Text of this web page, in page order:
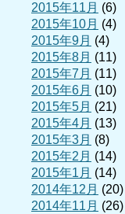
2015年11月 (6)
2015年10月 (4)
2015年9月 (4)
2015年8月 (11)
2015年7月 (11)
2015年6月 (10)
2015年5月 (21)
2015年4月 (13)
2015年3月 (8)
2015年2月 (14)
2015年1月 (14)
2014年12月 (20)
2014年11月 (26)